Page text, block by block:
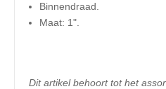
Binnendraad.
Maat: 1".
Dit artikel behoort tot het